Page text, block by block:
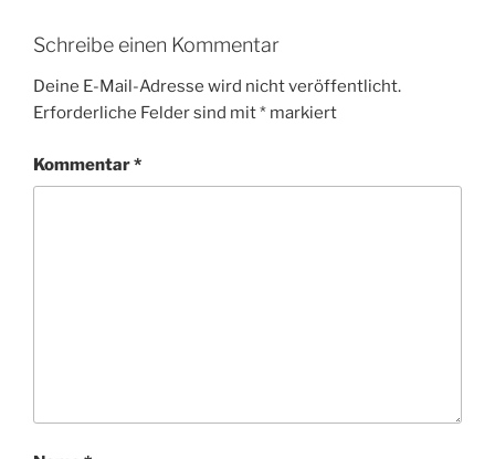
Schreibe einen Kommentar
Deine E-Mail-Adresse wird nicht veröffentlicht.
Erforderliche Felder sind mit* markiert
Kommentar*